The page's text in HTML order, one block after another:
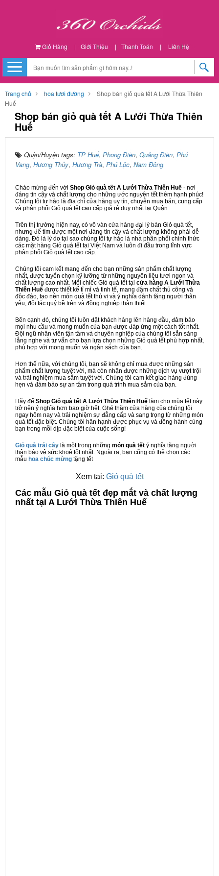
Giỏ Hàng | Giới Thiệu | Thanh Toán | Liên Hệ
Trang chủ hoa tươi đường
Shop bán giỏ quà tết A Lưới Thừa Thiên
Huế
Shop bán giỏ quà tết A Lưới Thừa Thiên
Huế
Quận/Huyện tags: TP Huế, Phong Điền, Quảng Điền, Phú
Vang, Hương Thủy, Hương Trà, Phú Lộc, Nam Đông
Chào mừng đến với Shop Giỏ quà tết A Lưới Thừa Thiên Huế - nơi
đáng tin cậy và chất lượng cho những ước nguyện tết thêm hạnh phúc!
Chúng tôi tự hào là địa chỉ cửa hàng uy tín, chuyên mua bán, cung cấp
và phân phối Giỏ quà tết cao cấp giá rẻ duy nhất tại Quận
Trên thị trường hiện nay, có vô vàn cửa hàng đại lý bán Giỏ quà tết,
nhưng để tìm được một nơi đáng tin cậy và chất lượng không phải dễ
dàng. Đó là lý do tại sao chúng tôi tự hào là nhà phân phối chính thức
các mặt hàng Giỏ quà tết tại Việt Nam và luôn đi đầu trong lĩnh vực
phân phối Giỏ quà tết cao cấp.
Chúng tôi cam kết mang đến cho bạn những sản phẩm chất lượng
nhất, được tuyển chọn kỹ lưỡng từ những nguyên liệu tươi ngon và
chất lượng cao nhất. Mỗi chiếc Giỏ quà tết tại cửa hàng A Lưới Thừa
Thiên Huế được thiết kế tỉ mỉ và tinh tế, mang đậm chất thủ công và
độc đáo, tạo nên món quà tết thú vị và ý nghĩa dành tặng người thân
yêu, đối tác quý bề trên và đồng nghiệp thân thiết.
Bên cạnh đó, chúng tôi luôn đặt khách hàng lên hàng đầu, đảm bảo
mọi nhu cầu và mong muốn của bạn được đáp ứng một cách tốt nhất.
Đội ngũ nhân viên tận tâm và chuyên nghiệp của chúng tôi sẵn sàng
lắng nghe và tư vấn cho bạn lựa chọn những Giỏ quà tết phù hợp nhất,
phù hợp với mong muốn và ngân sách của bạn.
Hơn thế nữa, với chúng tôi, bạn sẽ không chỉ mua được những sản
phẩm chất lượng tuyệt vời, mà còn nhận được những dịch vụ vượt trội
và trải nghiệm mua sắm tuyệt vời. Chúng tôi cam kết giao hàng đúng
hẹn và đảm bảo sự an tâm trong quá trình mua sắm của bạn.
Hãy để Shop Giỏ quà tết A Lưới Thừa Thiên Huế làm cho mùa tết này
trở nên ý nghĩa hơn bao giờ hết. Ghé thăm cửa hàng của chúng tôi
ngay hôm nay và trải nghiệm sự đẳng cấp và sang trọng từ những món
quà tết đặc biệt. Chúng tôi hân hạnh được phục vụ và đồng hành cùng
bạn trong mỗi dịp đặc biệt của cuộc sống!
Giỏ quà trái cây là một trong những món quà tết ý nghĩa tặng người
thân bảo vệ sức khoẻ tốt nhất. Ngoài ra, bạn cũng có thể chọn các
mẫu hoa chúc mừng tặng tết
Xem tại: Giỏ quà tết
Các mẫu Giỏ quà tết đẹp mắt và chất lượng
nhất tại A Lưới Thừa Thiên Huế